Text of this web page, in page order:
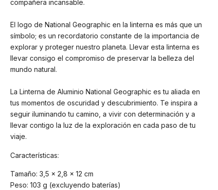
compañera incansable.
El logo de National Geographic en la linterna es más que un
símbolo; es un recordatorio constante de la importancia de
explorar y proteger nuestro planeta. Llevar esta linterna es
llevar consigo el compromiso de preservar la belleza del
mundo natural.
La Linterna de Aluminio National Geographic es tu aliada en
tus momentos de oscuridad y descubrimiento. Te inspira a
seguir iluminando tu camino, a vivir con determinación y a
llevar contigo la luz de la exploración en cada paso de tu
viaje.
Características:
Tamaño: 3,5 x 2,8 x 12 cm
Peso: 103 g (excluyendo baterías)